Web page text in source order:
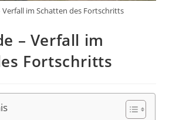
Verfall im Schatten des Fortschritts
– Verfall im
Fortschritts